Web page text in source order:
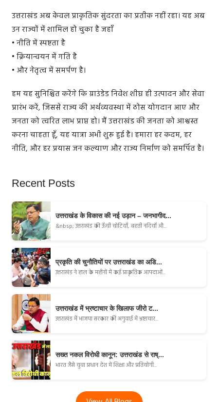
उत्तराखंड अब केवल प्राकृतिक सुंदरता का प्रतीक नहीं रहा। यह अब
उन राज्यों में शामिल हो चुका है जहाँ
• नीति में स्पष्टता है
• क्रियान्वयन में गति है
• और नेतृत्व में समर्पण है।
हम यह सुनिश्चित करेंगे कि ग्राउंडेड निवेश शीघ्र ही उत्पादन और सेवा
प्रारंभ करें, जिससे राज्य की अर्थव्यवस्था में ठोस योगदान आए और
जनता को त्वरित लाभ प्राप्त हो। मैं उत्तराखंड की जनता को आश्वस्त
करना चाहता हूँ, यह यात्रा अभी शुरू हुई है। हमारा हर कदम, हर
नीति, और हर प्रयास जन कल्याण और राज्य निर्माण को समर्पित है।
Recent Posts
उत्तराखंड के विकास की नई उड़ान – जनभागीद...
&nbsp; उत्तराखंड की ऊँची चोटियाँ, बहती नदियाँ औ...
प्रकृति की चुनौतियों पर उत्तराखंड का अडि...
उत्तराखंड ने हाल के महीनों में कई प्राकृतिक आपदाओं...
उत्तराखंड में भ्रष्टाचार के खिलाफ जीरो ट...
उत्तराखंड में भाजपा सरकार की अगुवाई में भ्रष्टाचार...
सख्त नकल विरोधी कानून: उत्तराखंड से राष्...
भारत जैसे युवा प्रधान देश में शिक्षा और प्रतियोगी...